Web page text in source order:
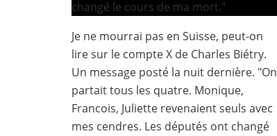
Je ne mourrai pas en Suisse, peut-on
lire sur le compte X de Charles Biétry.
Un message posté la nuit dernière. "On
partait tous les quatre. Monique,
Francois, Juliette revenaient seuls avec
mes cendres. Les députés ont changé